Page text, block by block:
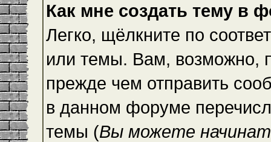
Как мне создать тему в
Легко, щёлкните по
или темы. Вам, возможно,
прежде чем отправить
в данном форуме
темы (Вы можете